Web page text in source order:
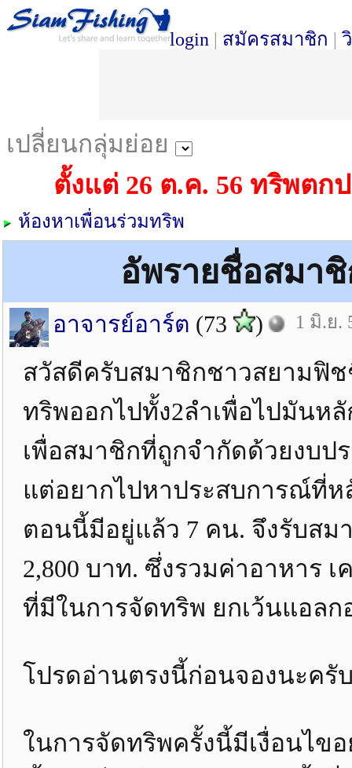
login | สมัครสมาชิก |
เปลี่ยนกลุ่มย่อย
ตั้งแต่ 26 ต.ค. 56 ทริพต
ห้องหาเพื่อนร่วมทริพ
อัพรายชื่อสมา
อาจารย์อาร์ต (73 ) 1 มิ.ย.
สวัสดีครับสมาชิกชาวสยามฟิ
ทริพออกไปทั้ง2ลำเพื่อไปมัน
เพื่อสมาชิกที่ถูกจำกัดด้วยงบป
แต่อยากไปหาประสบการณ์ที่
ตอนนี้มีอยู่แล้ว 7 คน. จึงรับสม
2,800 บาท. ซึ่งรวมค่าอาหาร
ที่มีในการจัดทริพ ยกเว้นแอล
โปรดอ่านตรงนี้ก่อนจองนะครั
ในการจัดทริพครั้งนี้มีเงื่อนไข